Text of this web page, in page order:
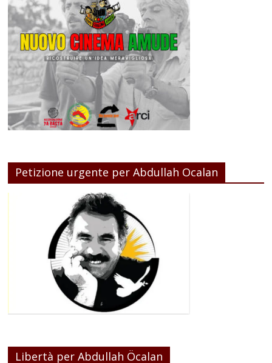
Petizione urgente per Abdullah Ocalan
Libertà per Abdullah Öcalan